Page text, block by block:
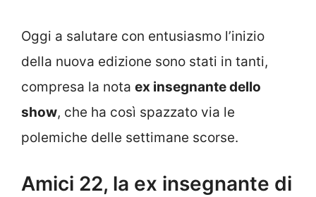
Oggi a salutare con entusiasmo l’inizio
della nuova edizione sono stati in tanti,
compresa la nota ex insegnante dello
show, che ha così spazzato via le
polemiche delle settimane scorse.
Amici 22, la ex insegnante di